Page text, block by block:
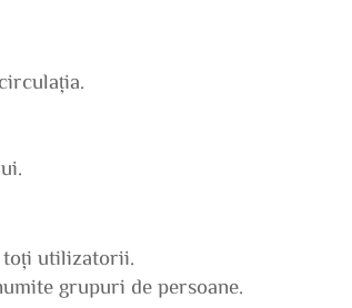
toți utilizatorii.
grupuri de persoane.